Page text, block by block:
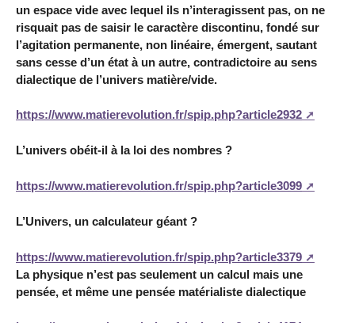
un espace vide avec lequel ils n’interagissent pas, on ne
risquait pas de saisir le caractère discontinu, fondé sur
l’agitation permanente, non linéaire, émergent, sautant
sans cesse d’un état à un autre, contradictoire au sens
dialectique de l’univers matière/vide.
https://www.matierevolution.fr/spip.php?article2932
L’univers obéit-il à la loi des nombres ?
https://www.matierevolution.fr/spip.php?article3099
L’Univers, un calculateur géant ?
https://www.matierevolution.fr/spip.php?article3379
La physique n’est pas seulement un calcul mais une
pensée, et même une pensée matérialiste dialectique